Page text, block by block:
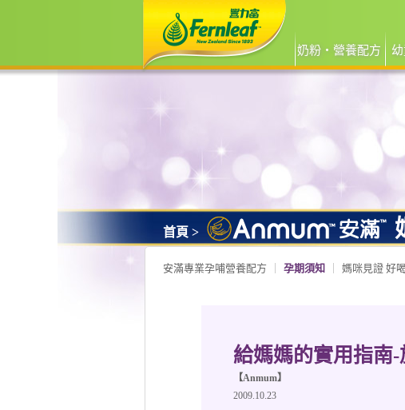
奶粉‧營養配方
首頁 >
安滿專業孕哺營養配方 孕期須知 媽咪見證 好
給媽媽的實用指南-
【Anmum】
2009.10.23